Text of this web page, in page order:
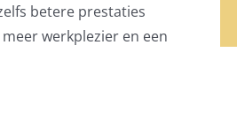
betere prestaties
meer werkplezier en een